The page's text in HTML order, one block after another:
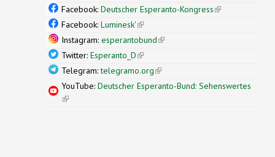
external)
Facebook: Deutscher Esperanto-Kongress(link is
Facebook: Luminesk'(link is external)
Instagram: esperantobund(link is external)
Twitter: Esperanto_D(link is external)
Telegram:telegramo.org(link is external)
YouTube: Deutscher Esperanto-Bund: Sehenswertes
(link is external)